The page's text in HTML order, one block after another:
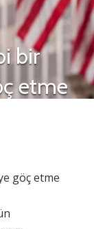
bir
etme
göç etme